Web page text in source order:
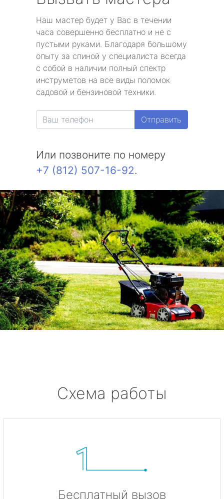
Наш мастер будет у Вас в течении
часа совершенно бесплатно и не с
пустыми руками. Благодаря большому
опыту за спиной у специалиста всегда
с собой в наличии полный спектр
инструметов на все виды поломок
садовой и бензиновой техники.
Отправить
Или позвоните по номеру
+7 (812) 507-16-92.
Схема работы
Бесплатный вызов